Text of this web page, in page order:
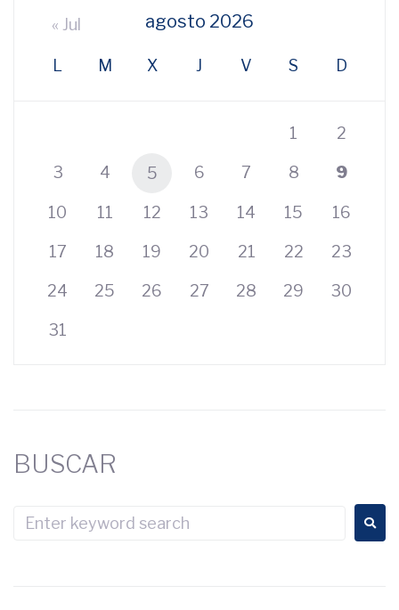
agosto 2026
L M X J V S D
« Jul
1 2
3 4 5 6 7 8 9
10 11 12 13 14 15 16
17 18 19 20 21 22 23
24 25 26 27 28 29 30
31
BUSCAR